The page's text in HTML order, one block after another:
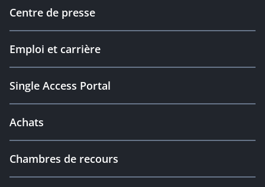
Centre de presse
Emploi et carrière
Single Access Portal
Achats
Chambres de recours